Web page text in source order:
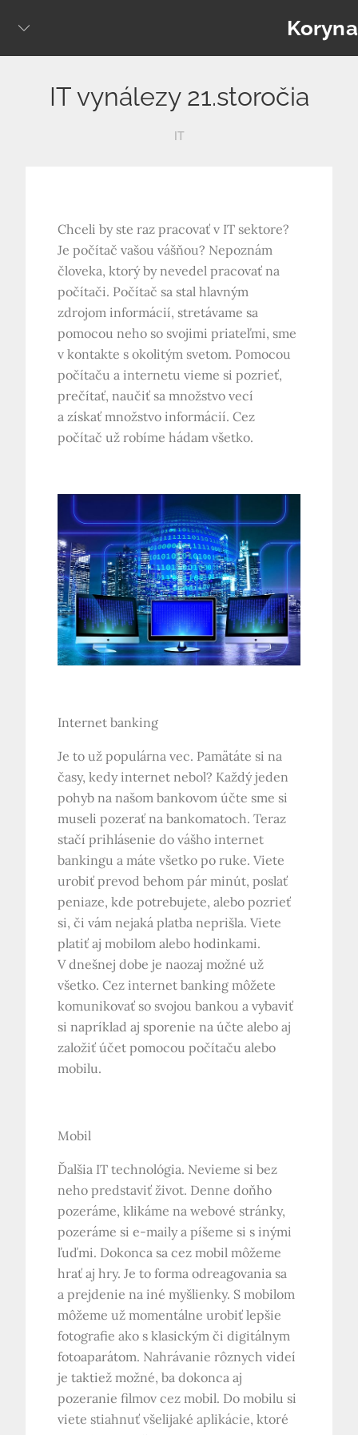
Koryna
IT vynálezy 21.storočia
IT
Chceli by ste raz pracovať v IT sektore?
Je počítač vašou vášňou? Nepoznám
človeka, ktorý by nevedel pracovať na
počítači. Počítač sa stal hlavným
zdrojom informácií, stretávame sa
pomocou neho so svojimi priateľmi, sme
v kontakte s okolitým svetom. Pomocou
počítaču a internetu vieme si pozrieť,
prečítať, naučiť sa množstvo vecí
a získať množstvo informácií. Cez
počítač už robíme hádam všetko.
Internet banking
Je to už populárna vec. Pamätáte si na
časy, kedy internet nebol? Každý jeden
pohyb na našom bankovom účte sme si
museli pozerať na bankomatoch. Teraz
stačí prihlásenie do vášho internet
bankingu a máte všetko po ruke. Viete
urobiť prevod behom pár minút, poslať
peniaze, kde potrebujete, alebo pozrieť
si, či vám nejaká platba neprišla. Viete
platiť aj mobilom alebo hodinkami.
V dnešnej dobe je naozaj možné už
všetko. Cez internet banking môžete
komunikovať so svojou bankou a vybaviť
si napríklad aj sporenie na účte alebo aj
založiť účet pomocou počítaču alebo
mobilu.
Mobil
Ďalšia IT technológia. Nevieme si bez
neho predstaviť život. Denne doňho
pozeráme, klikáme na webové stránky,
pozeráme si e-maily a píšeme si s inými
ľuďmi. Dokonca sa cez mobil môžeme
hrať aj hry. Je to forma odreagovania sa
a prejdenie na iné myšlienky. S mobilom
môžeme už momentálne urobiť lepšie
fotografie ako s klasickým či digitálnym
fotoaparátom. Nahrávanie rôznych videí
je taktiež možné, ba dokonca aj
pozeranie filmov cez mobil. Do mobilu si
viete stiahnuť všelijaké aplikácie, ktoré